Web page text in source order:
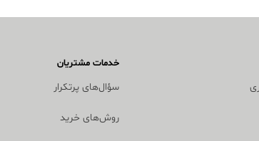
خدمات مشتریان
سؤال‌های پرتکرار
روش‌های خرید